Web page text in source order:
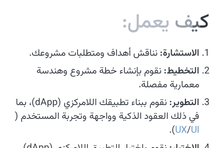
كيف يعمل:
الاستشارة: نناقش أهداف ومتطلبات مشروعك.
التخطيط: نقوم بإنشاء خطة مشروع وهندسة
معمارية مفصلة.
التطوير:
نقوم ببناء تطبيقك اللامركزي (dApp)، بما
في ذلك العقود الذكية وواجهة وتجربة المستخدم (
UI
/
UX
).